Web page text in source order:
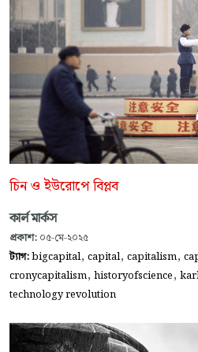
চিন ও ইউরোপে বিপ্লব
কার্ল মার্কস
প্রকাশ: ০৫-মে-২০২৫
ট্যাগ:bigcapital, capital, capitalism,
cronycapitalism, historyofscience,
technology revolution